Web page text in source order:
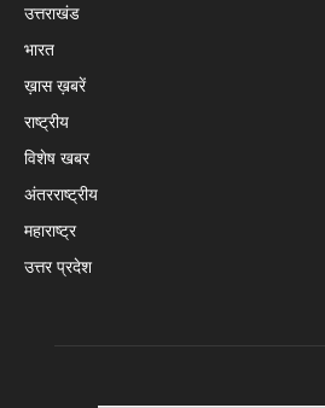
उत्तराखंड
भारत
ख़ास ख़बरें
राष्ट्रीय
विशेष खबर
अंतरराष्ट्रीय
महाराष्ट्र
उत्तर प्रदेश